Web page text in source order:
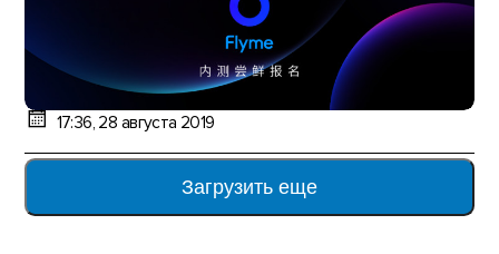
17:36, 28 августа 2019
Загрузить еще